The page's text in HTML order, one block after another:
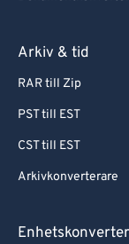
Arkiv & tid
RAR till Zip
PST till EST
CST till EST
Arkivkonverterare